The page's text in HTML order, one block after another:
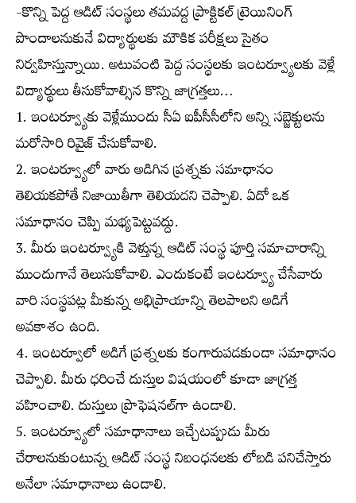
-కొన్ని పెద్ద ఆడిట్ సంస్థలు తమవద్ద ప్రాక్టికల్ ట్రెయినింగ్
పొందాలనుకునే విద్యార్థులకు మౌకిక పరీక్షలు సైతం
నిర్వహిస్తున్నాయి. అటువంటి పెద్ద సంస్థలకు ఇంటర్వ్యూలకు వెళ్లే
విద్యార్థులు తీసుకోవాల్సిన కొన్ని జాగ్రత్తలు…
1. ఇంటర్వ్యూకు వెళ్లేముందు సీఏ ఐపీసీసీలోని అన్ని సబ్జెక్టులను
మరోసారి రివైజ్ చేసుకోవాలి.
2. ఇంటర్వ్యూలో వారు అడిగిన ప్రశ్నకు సమాధానం
తెలియకపోతే నిజాయితీగా తెలియదని చెప్పాలి. ఏదో ఒక
సమాధానం చెప్పి మభ్యపెట్టవద్దు.
3. మీరు ఇంటర్వ్యూకి వెళ్తున్న ఆడిట్ సంస్థ పూర్తి సమాచారాన్ని
ముందుగానే తెలుసుకోవాలి. ఎందుకంటే ఇంటర్వ్యూ చేసేవారు
వారి సంస్థపట్ల మీకున్న అభిప్రాయాన్ని తెలపాలని అడిగే
అవకాశం ఉంది.
4. ఇంటర్వూలో అడిగే ప్రశ్నలకు కంగారుపడకుండా సమాధానం
చెప్పాలి. మీరు ధరించే దుస్తుల విషయంలో కూడా జాగ్రత్త
వహించాలి. దుస్తులు ప్రొఫెషనల్‌గా ఉండాలి.
5. ఇంటర్వ్యూలో సమాధానాలు ఇచ్చేటప్పుడు మీరు
చేరాలనుకుంటున్న ఆడిట్ సంస్థ నిబంధనలకు లోబడి పనిచేస్తారు
అనేలా సమాధానాలు ఉండాలి.